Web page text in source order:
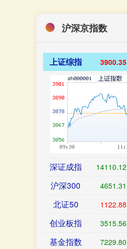
沪深京指数
上证综指 3900.35
深证成指 14110.12
沪深300 4651.31
北证50 1122.88
创业板指 3515.56
基金指数 7229.80